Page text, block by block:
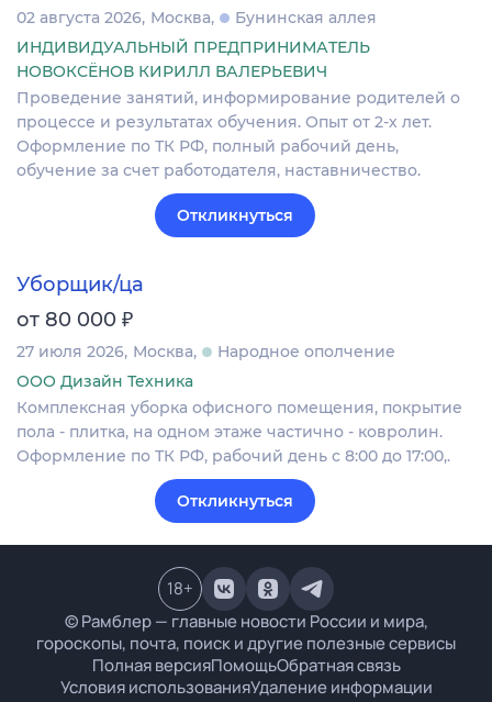
02 августа 2026 Москва
Бунинская аллея
ИНДИВИДУАЛЬНЫЙ ПРЕДПРИНИМАТЕЛЬ
НОВОКСЁНОВ КИРИЛЛ ВАЛЕРЬЕВИЧ
Проведение занятий, информирование родителей о
процессе и результатах обучения. Опыт от 2-х лет.
Оформление по ТК РФ, полный рабочий день,
обучение за счет работодателя, наставничество.
Откликнуться
Уборщик/ца
от 80 000 ₽
27 июля 2026 Москва
Народное ополчение
ООО Дизайн Техника
Комплексная уборка офисного помещения, покрытие
пола - плитка, на одном этаже частично - ковролин.
Оформление по ТК РФ, рабочий день с 8:00 до 17:00,.
Откликнуться
© Рамблер — главные новости России и мира,
гороскопы, почта, поиск и другие полезные сервисы
Полная версияПомощьОбратная связь
Условия использованияУдаление информации
18+